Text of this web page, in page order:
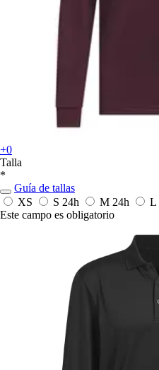
+0
Talla
*
Guía de tallas
XS
S 24h M 24h L
Este campo es obligatorio